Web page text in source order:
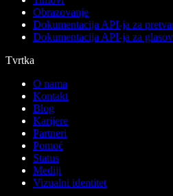
Obrazovanje
Dokumentacija API-ja za
Dokumentacija API-ja za
Tvrtka
O nama
Kontakt
Blog
Karijere
Partneri
Pomoć
Status
Mediji
Vizualni identitet